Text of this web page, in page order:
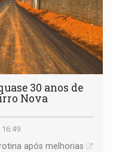
30 anos de
Nova
após melhorias